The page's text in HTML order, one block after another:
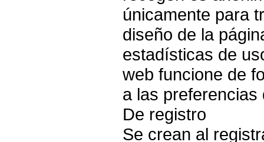
únicamente para
diseño de la
estadísticas de
web funcione de
a las
De registro
Se crean al